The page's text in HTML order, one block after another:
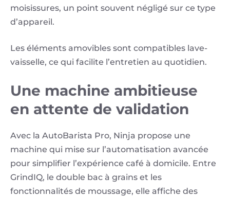
moisissures, un point souvent négligé sur ce type
d’appareil.
Les éléments amovibles sont compatibles lave-
vaisselle, ce qui facilite l’entretien au quotidien.
Une machine ambitieuse
en attente de validation
Avec la AutoBarista Pro, Ninja propose une
machine qui mise sur l’automatisation avancée
pour simplifier l’expérience café à domicile. Entre
GrindIQ, le double bac à grains et les
fonctionnalités de moussage, elle affiche des